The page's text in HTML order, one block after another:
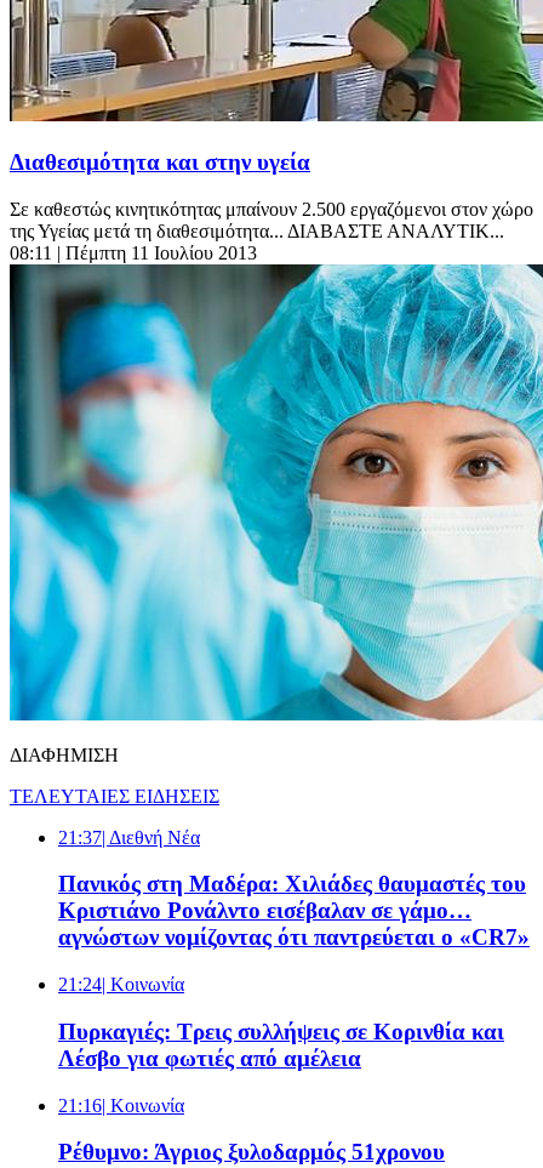
Διαθεσιμότητα και στην υγεία
Σε καθεστώς κινητικότητας μπαίνουν 2.500 εργαζόμενοι στον χώρο
της Υγείας μετά τη διαθεσιμότητα... ΔΙΑΒΑΣΤΕ ΑΝΑΛΥΤΙΚ...
08:11 | Πέμπτη 11 Ιουλίου 2013
ΔΙΑΦΗΜΙΣΗ
ΤΕΛΕΥΤΑΙΕΣ ΕΙΔΗΣΕΙΣ
21:37| Διεθνή Νέα
Πανικός στη Μαδέρα: Χιλιάδες θαυμαστές του
Κριστιάνο Ρονάλντο εισέβαλαν σε γάμο…
αγνώστων νομίζοντας ότι παντρεύεται ο «CR7»
21:24| Κοινωνία
Πυρκαγιές: Τρεις συλλήψεις σε Κορινθία και
Λέσβο για φωτιές από αμέλεια
21:16| Κοινωνία
Ρέθυμνο: Άγριος ξυλοδαρμός 51χρονου